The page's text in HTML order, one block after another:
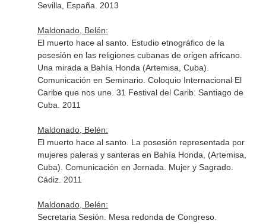
Sevilla, España. 2013
Maldonado, Belén:
El muerto hace al santo. Estudio etnográfico de la
posesión en las religiones cubanas de origen africano.
Una mirada a Bahía Honda (Artemisa, Cuba).
Comunicación en Seminario. Coloquio Internacional El
Caribe que nos une. 31 Festival del Carib. Santiago de
Cuba. 2011
Maldonado, Belén:
El muerto hace al santo. La posesión representada por
mujeres paleras y santeras en Bahía Honda, (Artemisa,
Cuba). Comunicación en Jornada. Mujer y Sagrado.
Cádiz. 2011
Maldonado, Belén:
Secretaria Sesión. Mesa redonda de Congreso.